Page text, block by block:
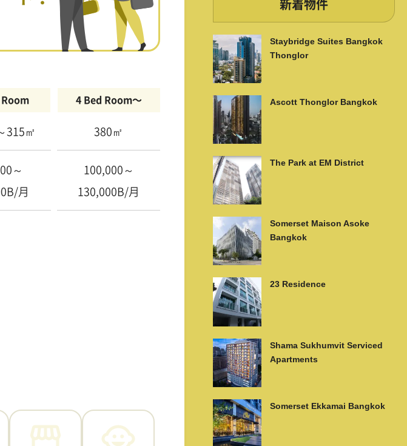
Room 4 Bed Room〜
315㎡ 380㎡
～
月
100,000～
130,000B/月
新着物件
Staybridge Suites Bangkok
Thonglor
Ascott Thonglor Bangkok
The Park at EM District
Somerset Maison Asoke
Bangkok
23 Residence
Shama Sukhumvit Serviced
Apartments
Somerset Ekkamai Bangkok